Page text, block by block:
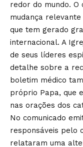
redor do mundo. O
mudança
que tem gerado
internacional. A
de seus líderes
detalhe sobre a
boletim médico
próprio Papa, que
nas orações dos
No comunicado
responsáveis pelo
relataram uma